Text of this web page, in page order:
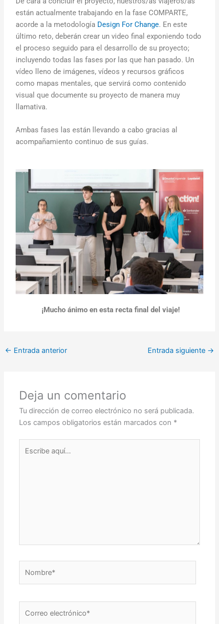
están actualmente trabajando en la fase COMPARTE,
acorde a la metodología Design For Change. En este
último reto, deberán crear un video final exponiendo todo
el proceso seguido para el desarrollo de su proyecto;
incluyendo todas las fases por las que han pasado. Un
vídeo lleno de imágenes, vídeos y recursos gráficos
como mapas mentales, que servirá como contenido
visual que documente su proyecto de manera muy
llamativa.
Ambas fases las están llevando a cabo gracias al
acompañamiento continuo de sus guías.
¡Mucho ánimo en esta recta final del viaje!
← Entrada anterior Entrada siguiente →
Deja un comentario
Tu dirección de correo electrónico no será publicada.
Los campos obligatorios están marcados con *
aquí...
electrónico*